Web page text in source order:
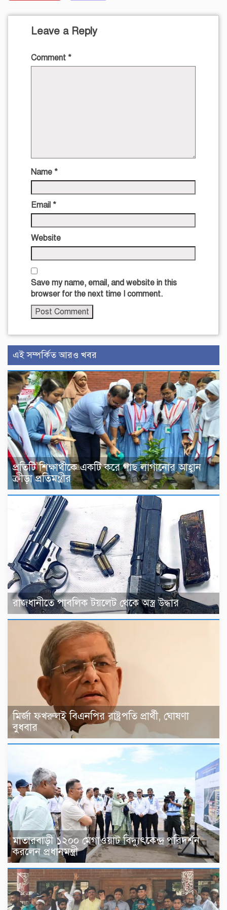
Leave a Reply
Comment *
Name *
Email *
Website
Save my name, email, and website in this
browser for the next time I comment.
এই সম্পর্কিত আরও খবর
প্রতিটি শিক্ষার্থীকে একটি করে গাছ লাগানোর আহ্বান
ক্রীড়া প্রতিমন্ত্রীর
রাজধানীতে পাবলিক টয়লেট থেকে অস্ত্র উদ্ধার
মির্জা ফখরুলই বিএনপির রাষ্ট্রপতি প্রার্থী, ঘোষণা
বুধবার
মাতারবাড়ী ১২০০ মেগাওয়াট বিদ্যুৎকেন্দ্র পরিদর্শন
করলেন প্রধানমন্ত্রী